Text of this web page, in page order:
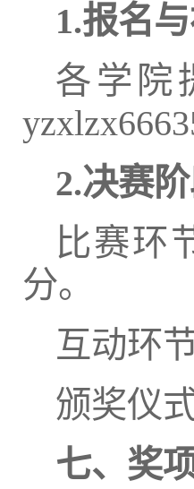
1.报名
各学院
2.决赛
比赛环
分。
互动环
颁奖仪
七、奖